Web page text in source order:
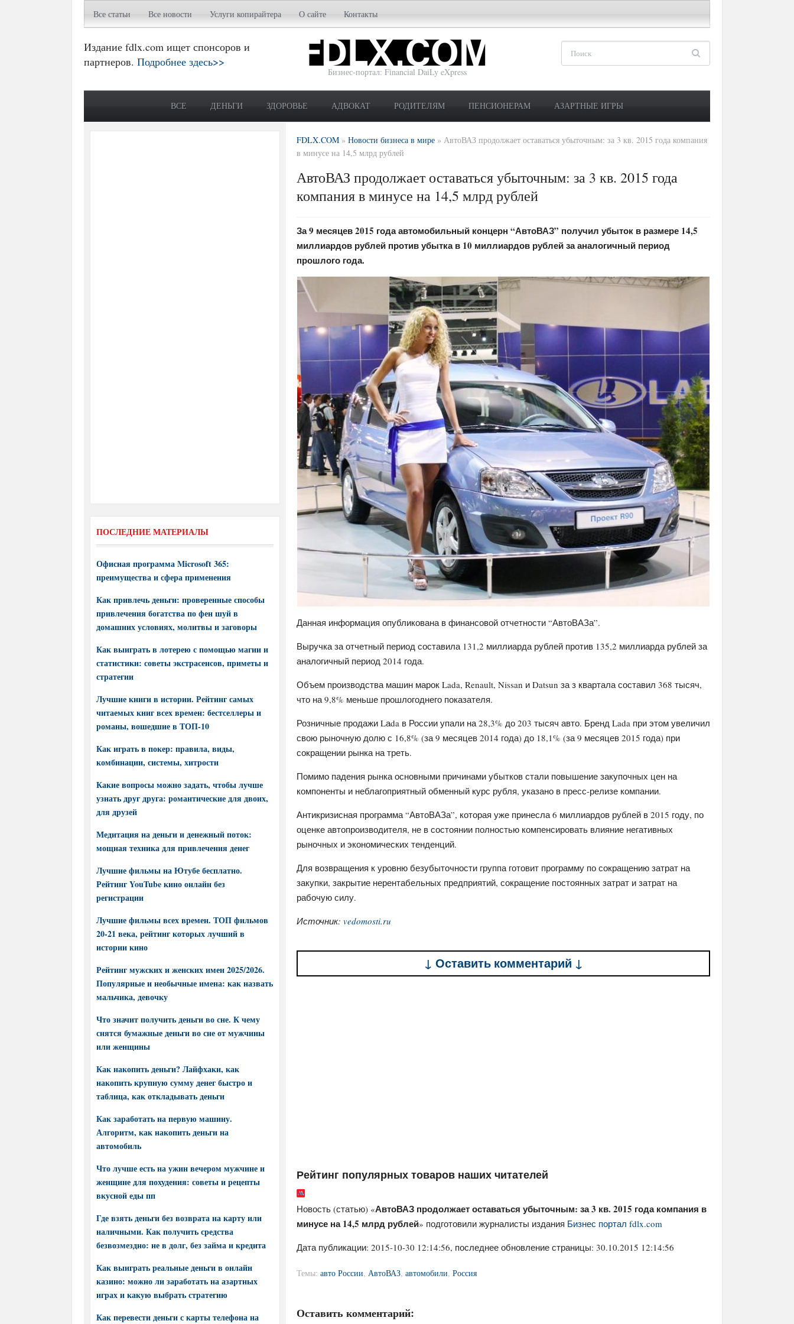
Все статьи Все новости Услуги копирайтера О сайте Контакты
Издание fdlx.com ищет спонсоров и
партнеров. Подробнее здесь>>
Бизнес-портал: Financial DaiLy eXpress
ВСЕ ДЕНЬГИ ЗДОРОВЬЕ АДВОКАТ РОДИТЕЛЯМ ПЕНСИОНЕРАМ АЗАРТНЫЕ ИГРЫ
FDLX.COM » Новости бизнеса в мире » АвтоВАЗ продолжает оставаться убыточным: за 3 кв. 2015 года компания
в минусе на 14,5 млрд рублей
АвтоВАЗ продолжает оставаться убыточным: за 3 кв. 2015 года
компания в минусе на 14,5 млрд рублей
За 9 месяцев 2015 года автомобильный концерн “АвтоВАЗ” получил убыток в размере 14,5
миллиардов рублей против убытка в 10 миллиардов рублей за аналогичный период
прошлого года.
Данная информация опубликована в финансовой отчетности “АвтоВАЗа”.
Выручка за отчетный период составила 131,2 миллиарда рублей против 135,2 миллиарда рублей за
аналогичный период 2014 года.
Объем производства машин марок Lada, Renault, Nissan и Datsun за з квартала составил 368 тысяч,
что на 9,8% меньше прошлогоднего показателя.
Розничные продажи Lаda в России упали на 28,3% до 203 тысяч авто. Бренд Lada при этом увеличил
свою рыночную долю с 16,8% (за 9 месяцев 2014 года) до 18,1% (за 9 месяцев 2015 года) при
сокращении рынка на треть.
Помимо падения рынка основными причинами убытков стали повышение закупочных цен на
компоненты и неблагоприятный обменный курс рубля, указано в пресс-релизе компании.
Антикризисная программа “АвтоВАЗа”, которая уже принесла 6 миллиардов рублей в 2015 году, по
оценке автопроизводителя, не в состоянии полностью компенсировать влияние негативных
рыночных и экономических тенденций.
Для возвращения к уровню безубыточности группа готовит программу по сокращению затрат на
закупки, закрытие нерентабельных предприятий, сокращение постоянных затрат и затрат на
рабочую силу.
Источник: vedomosti.ru
↓ Оставить комментарий ↓
Рейтинг популярных товаров наших читателей
Новость (статью) «АвтоВАЗ продолжает оставаться убыточным: за 3 кв. 2015 года компания в
минусе на 14,5 млрд рублей» подготовили журналисты издания Бизнес портал fdlx.com
Дата публикации: 2015-10-30 12:14:56, последнее обновление страницы: 30.10.2015 12:14:56
Темы: авто России, АвтоВАЗ, автомобили, Россия
Оставить комментарий:
ПОСЛЕДНИЕ МАТЕРИАЛЫ
Офисная программа Microsoft 365:
преимущества и сфера применения
Как привлечь деньги: проверенные способы
привлечения богатства по фен шуй в
домашних условиях, молитвы и заговоры
Как выиграть в лотерею с помощью магии и
статистики: советы экстрасенсов, приметы и
стратегии
Лучшие книги в истории. Рейтинг самых
читаемых книг всех времен: бестселлеры и
романы, вошедшие в ТОП-10
Как играть в покер: правила, виды,
комбинации, системы, хитрости
Какие вопросы можно задать, чтобы лучше
узнать друг друга: романтические для двоих,
для друзей
Медитация на деньги и денежный поток:
мощная техника для привлечения денег
Лучшие фильмы на Ютубе бесплатно.
Рейтинг YouTube кино онлайн без
регистрации
Лучшие фильмы всех времен. ТОП фильмов
20-21 века, рейтинг которых лучший в
истории кино
Рейтинг мужских и женских имен 2025/2026.
Популярные и необычные имена: как назвать
мальчика, девочку
Что значит получить деньги во сне. К чему
снятся бумажные деньги во сне от мужчины
или женщины
Как накопить деньги? Лайфхаки, как
накопить крупную сумму денег быстро и
таблица, как откладывать деньги
Как заработать на первую машину.
Алгоритм, как накопить деньги на
автомобиль
Что лучше есть на ужин вечером мужчине и
женщине для похудения: советы и рецепты
вкусной еды пп
Где взять деньги без возврата на карту или
наличными. Как получить средства
безвозмездно: не в долг, без займа и кредита
Как выиграть реальные деньги в онлайн
казино: можно ли заработать на азартных
играх и какую выбрать стратегию
Как перевести деньги с карты телефона на